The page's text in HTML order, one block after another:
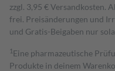
zzgl. 3,95 € Versandkosten.
frei. Preisänderungen und
und Gratis-Beigaben nur
1 Eine pharmazeutische
Produkte in deinem